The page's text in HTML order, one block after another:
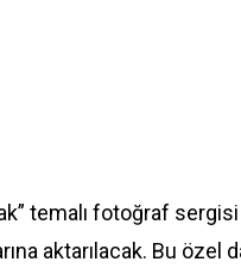
temalı fotoğraf
aktarılacak. Bu özel